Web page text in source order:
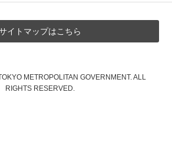
イトマップはこちら
METROPOLITAN GOVERNMENT. ALL
RIGHTS RESERVED.